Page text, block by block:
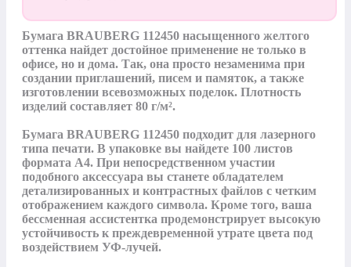
Бумага BRAUBERG 112450 насыщенного желтого
оттенка найдет достойное применение не только в
офисе, но и дома. Так, она просто незаменима при
создании приглашений, писем и памяток, а также
изготовлении всевозможных поделок. Плотность
изделий составляет 80 г/м².
Бумага BRAUBERG 112450 подходит для лазерного
типа печати. В упаковке вы найдете 100 листов
формата А4. При непосредственном участии
подобного аксессуара вы станете обладателем
детализированных и контрастных файлов с четким
отображением каждого символа. Кроме того, ваша
бессменная ассистентка продемонстрирует высокую
устойчивость к преждевременной утрате цвета под
воздействием УФ-лучей.